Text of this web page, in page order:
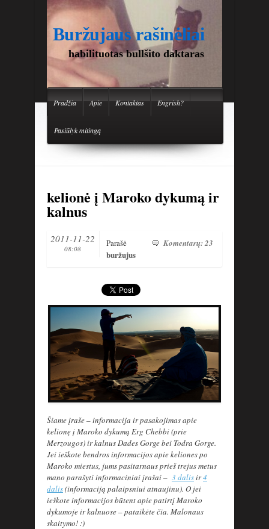
Buržujaus rašinėliai
habilituotas bullšito daktaras
Pradžia Apie Kontaktas Engrish?
Pasiūlyk mitingą
kelionė į Maroko dykumą ir
kalnus
2011-11-22
08:08
Komentarų: 23
Parašė
buržujus
Šiame įraše – informacija ir pasakojimas apie
kelionę į Maroko dykumą Erg Chebbi (prie
Merzougos) ir kalnus Dades Gorge bei Todra Gorge.
Jei ieškote bendros informacijos apie keliones po
Maroko miestus, jums pasitarnaus prieš trejus metus
mano parašyti informaciniai įrašai – 3 dalisir4
dalis(informaciją palaipsniui atnaujinu). O jei
ieškote informacijos būtent apie patirtį Maroko
dykumoje ir kalnuose – pataikėte čia. Malonaus
skaitymo! :)